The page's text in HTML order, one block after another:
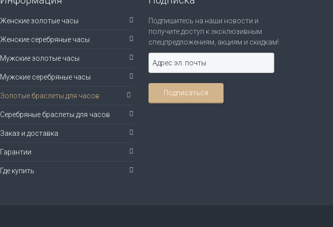
Женские золотые часы
Женские серебряные часы
Мужские золотые часы
Мужские серебряные часы
Золотые браслеты для часов
Серебряные браслеты для часов
Заказ и доставка
Гарантии
Где купить
Подпишитесь на наши новости и
получите доступ к эксклюзивным
спецпредложениям, акциям и скидкам!